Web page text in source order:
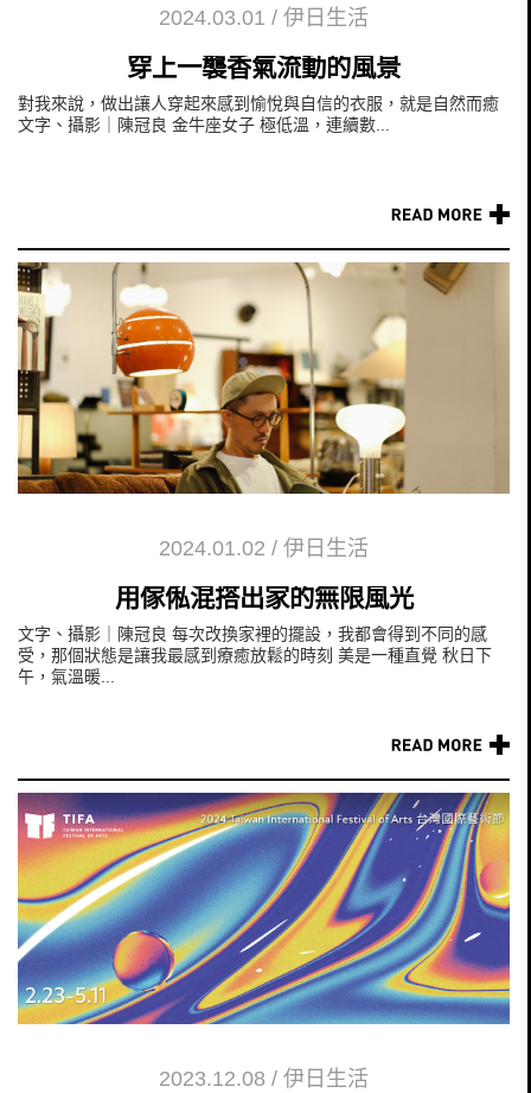
2024.03.01 / 伊日生活
穿上一襲香氣流動的風景
對我來說，做出讓人穿起來感到愉悅與自信的衣服，就是自然而癒
文字、攝影｜陳冠良 金牛座女子 極低溫，連續數...
2024.01.02 / 伊日生活
用傢俬混搭出家的無限風光
文字、攝影｜陳冠良 每次改換家裡的擺設，我都會得到不同的感
受，那個狀態是讓我最感到療癒放鬆的時刻 美是一種直覺 秋日下
午，氣溫暖...
2023.12.08 / 伊日生活